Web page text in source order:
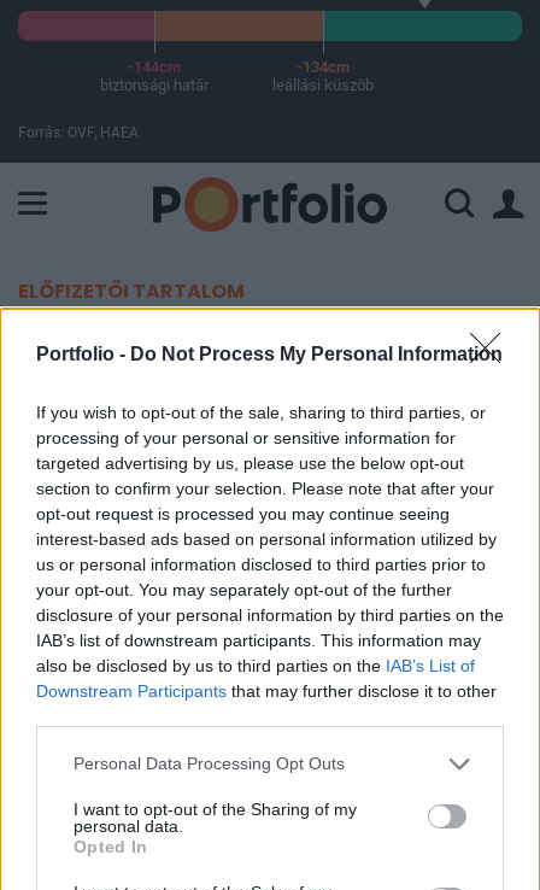
Portfolio - Do Not Process My Personal Information
If you wish to opt-out of the sale, sharing to third parties, or
processing of your personal or sensitive information for
targeted advertising by us, please use the below opt-out
section to confirm your selection. Please note that after your
opt-out request is processed you may continue seeing
interest-based ads based on personal information utilized by
us or personal information disclosed to third parties prior to
your opt-out. You may separately opt-out of the further
disclosure of your personal information by third parties on the
IAB’s list of downstream participants. This information may
also be disclosed by us to third parties on the IAB’s List of
Downstream Participants that may further disclose it to other
Personal Data Processing Opt Outs
I want to opt-out of the Sharing of my
personal data.
Opted In
-144cm
biztonsági határ
-134cm
leállási küszöb
Forrás: OVF, HAEA
ELŐFIZETŐI TARTALOM
Mobiltelefont vennél? Így válassz!
Portfolio
2014. február 19. 11:48
Remek ábrát találtunk arról, hogy hogyan
válasszunk a nagy mobilgyártók telefonjai közül.
Az első lépésben azt kell eldöntenünk, melyik
operációs rendszer tenne minket a
legboldogabbá.
Mik a legfontosabb szempontok a mobilvásárlásánál?
Fontos a személyre szabhatóság? A telefon ára? Mérete?
Fontos az, hogy jó kamera van-e benne? Itt egy remek ábra,
amely segít a döntésben.Forrás: GizmodoA jelen írás nem
ajánlásnak. Részletes jogi információ